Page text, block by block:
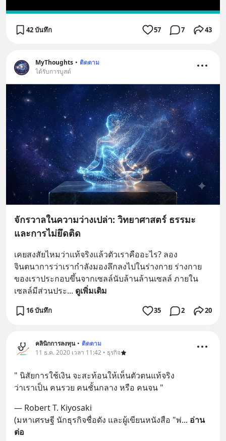
42 บันทึก 57 7 43
MyThoughts • ติดตาม
ได้รับการบูสต์
จักรวาลในความว่างเปล่า: วิทยาศาสตร์ ธรรมะ
และการไม่ยึดติด
เคยสงสัยไหมว่าแท้จริงแล้วตัวเราคืออะไร? ลอง
จินตนาการว่าเรากำลังมองลึกลงไปในร่างกาย ร่างกาย
ของเราประกอบขึ้นจากเซลล์นับล้านล้านเซลล์ ภายใน
เซลล์มีส่วนประ... ดูเพิ่มเติม
16 บันทึก 35 2 20
คลินิกการลงทุน • ติดตาม
11 ธ.ค. 2020 เวลา 11:42 • ธุรกิจ
" นิสัยการใช้เงิน จะสะท้อนให้เห็นตัวตนแท้จริง
ว่าเราเป็น คนรวย คนชั้นกลาง หรือ คนจน "
— Robert T. Kiyosaki
(มหาเศรษฐี นักธุรกิจชื่อดัง และผู้เขียนหนังสือ "พ่... อ่าน
ต่อ